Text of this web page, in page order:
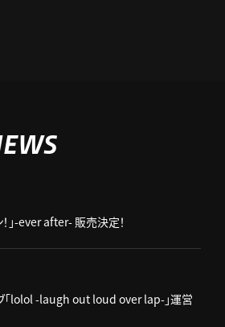
」-ever after- 販売決定！
「lolol -laugh out loud over lap-」運営